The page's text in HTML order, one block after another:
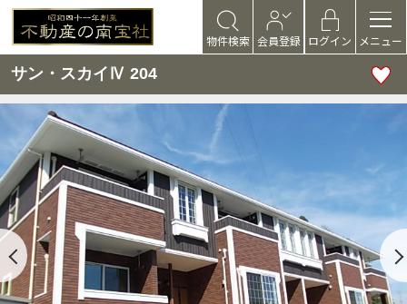
物件検索 会員登録 ログイン メニュー
サン・スカイⅣ 204